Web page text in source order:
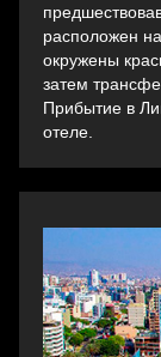
расположен
окружены
затем
Прибытие в
отеле.